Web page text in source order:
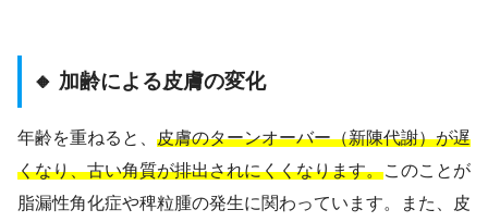
🔸 加齢による皮膚の変化
年齢を重ねると、 皮膚のターンオーバー（新陳代謝）が遅
くなり、古い角質が排出されにくくなります。このことが
脂漏性角化症や稗粒腫の発生に関わっています。また、皮